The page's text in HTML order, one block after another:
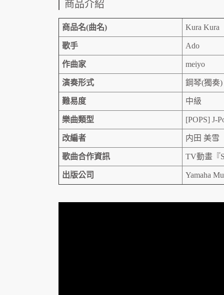
商品介紹
商品名(曲名) Kura Kura
歌手 Ado
作曲家 meiyo
演奏形式 鋼琴(獨奏)
難易度 中級
樂曲類型 [POPS] J-
改編者 内田 美雪
歌曲合作資訊 TV動畫『
出版公司 Yamaha